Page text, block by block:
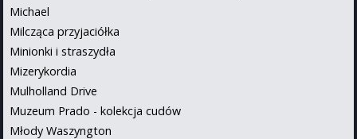
Michael
Milcząca przyjaciółka
Minionki i straszydła
Mizerykordia
Mulholland Drive
Muzeum Prado - kolekcja cudów
Młody Waszyngton